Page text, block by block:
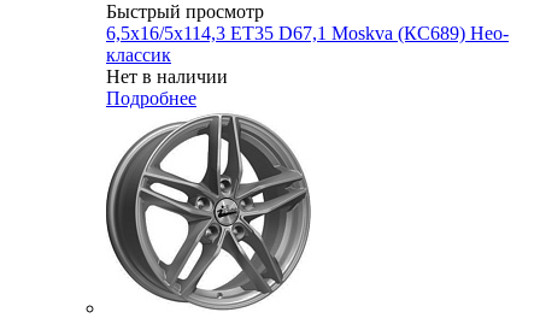
Быстрый просмотр
6,5x16/5x114,3 ET35 D67,1 Moskva (КС689) Нео-
классик
Нет в наличии
Подробнее